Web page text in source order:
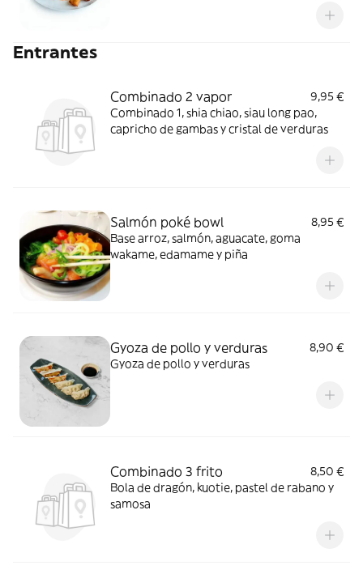
Entrantes
Combinado 2 vapor
9,95 €
Combinado 1, shia chiao, siau long pao,
capricho de gambas y cristal de verduras
Salmón poké bowl
8,95 €
Base arroz, salmón, aguacate, goma
wakame, edamame y piña
Gyoza de pollo y verduras
8,90 €
Gyoza de pollo y verduras
Combinado 3 frito
8,50 €
Bola de dragón, kuotie, pastel de rabano y
samosa